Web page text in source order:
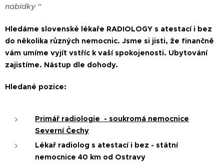
nabídky "
Hledáme slovenské lékaře RADIOLOGY s atestací i bez
do několika různých nemocnic. Jsme si jisti, že finančně
vám umíme vyjít vstříc k vaší spokojenosti. Ubytování
zajistíme. Nástup dle dohody.
Hledané pozice:
Primář radiologie - soukromá nemocnice
Severní Čechy
Lékař radiolog s atestací i bez - státní
nemocnice 40 km od Ostravy